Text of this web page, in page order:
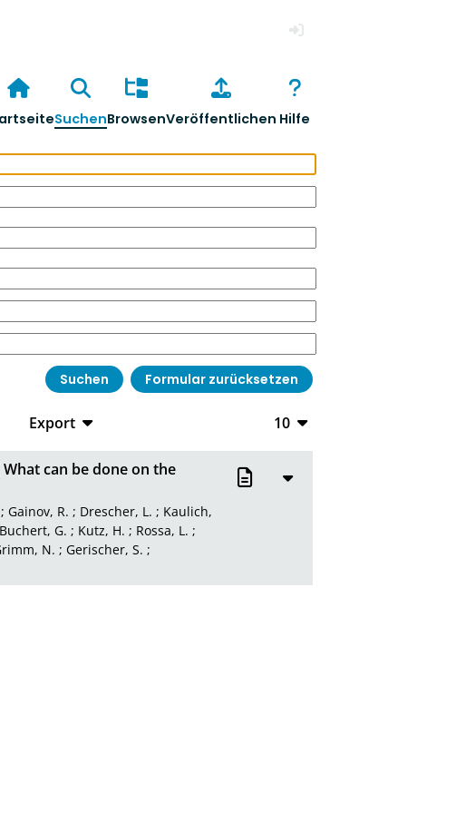
SuchenBrowsenVeröffentlichen Hilfe
Export
CSV
XML
10
10
20
can be done on the
; Gainov, R. ; Drescher, L. ; Kaulich,
Buchert, G. ; Kutz, H. ; Rossa, L. ;
N. ; Gerischer, S. ;